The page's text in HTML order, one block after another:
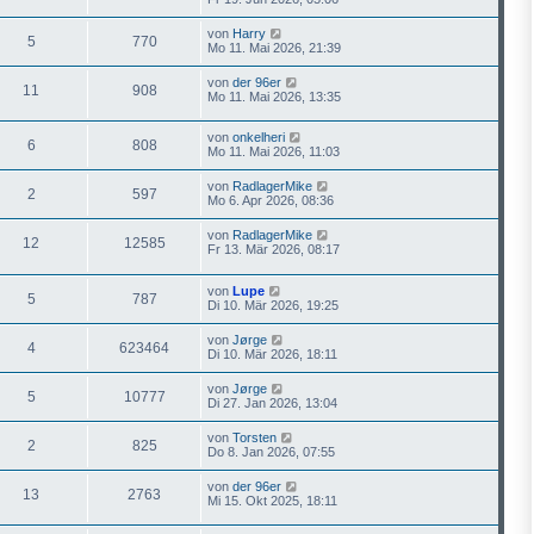
5 770 von Harry
Mo 11. Mai 2026, 21:39
11 908 von der 96er
Mo 11. Mai 2026, 13:35
6 808 von onkelheri
Mo 11. Mai 2026, 11:03
2 597 von RadlagerMike
Mo 6. Apr 2026, 08:36
12 12585 von RadlagerMike
Fr 13. Mär 2026, 08:17
5 787 von Lupe
Di 10. Mär 2026, 19:25
4 623464 von Jørge
Di 10. Mär 2026, 18:11
5 10777 von Jørge
Di 27. Jan 2026, 13:04
2 825 von Torsten
Do 8. Jan 2026, 07:55
13 2763 von der 96er
Mi 15. Okt 2025, 18:11